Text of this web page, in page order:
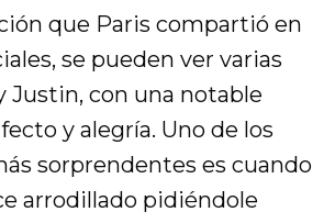
que Paris compartió en
se pueden ver varias
Justin, con una notable
y alegría. Uno de los
sorprendentes es cuando
arrodillado pidiéndole